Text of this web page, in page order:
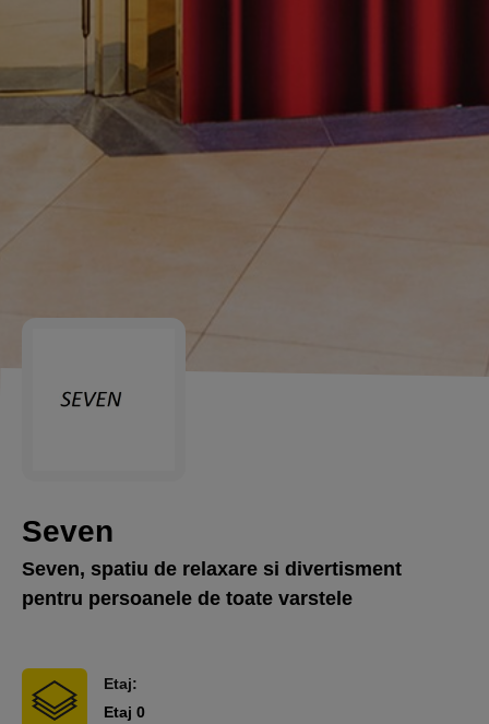
Seven
Seven, spatiu de relaxare si divertisment
pentru persoanele de toate varstele
Etaj:
Etaj 0